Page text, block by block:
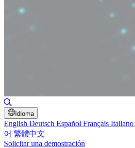
Idioma
English Deutsch Español Français Italiano
어 繁體中文
Solicitar una demostración